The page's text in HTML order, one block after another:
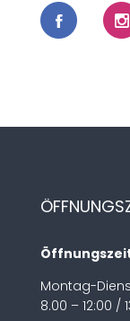
Montag-
8.00 – 12:00 /